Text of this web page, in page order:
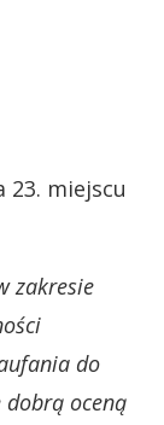
23. miejscu
zakresie
do
oceną